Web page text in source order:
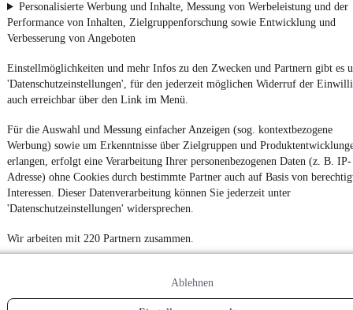
Personalisierte Werbung und Inhalte, Messung von Werbeleistung und der
Performance von Inhalten, Zielgruppenforschung sowie Entwicklung und
Verbesserung von Angeboten
Einstellmöglichkeiten und mehr Infos zu den Zwecken und Partnern gibt es
'Datenschutzeinstellungen', für den jederzeit möglichen Widerruf der
auch erreichbar über den Link im Menü.
Für die Auswahl und Messung einfacher Anzeigen (sog. kontextbezogene
Werbung) sowie um Erkenntnisse über Zielgruppen und
erlangen, erfolgt eine Verarbeitung Ihrer personenbezogenen Daten (z. B. IP-
Adresse) ohne Cookies durch bestimmte Partner auch auf Basis von
Interessen. Dieser Datenverarbeitung können Sie jederzeit unter
'Datenschutzeinstellungen' widersprechen.
Wir arbeiten mit 220 Partnern zusammen.
Ablehnen
Impressum
AGB
Vertrag widerrufen
Datenschutzeinstellungen
Erklärung zur Barrierefreiheit
Report Security Vulnerability (English)
Leasing-Angebote, gibt es bei mobile.de